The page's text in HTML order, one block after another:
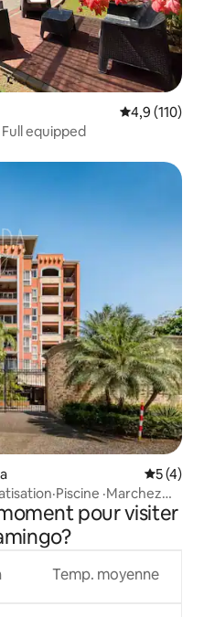
Note
4,9 (110)
equipped
Note
5 (4)
·Marchez
pour visiter
Temp. moyenne